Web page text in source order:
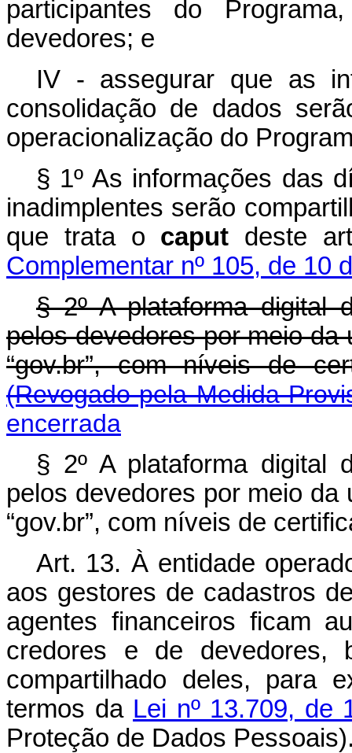
participantes do
devedores; e
IV - assegurar que as
consolidação de dados
operacionalização do
§ 1º As informações das
inadimplentes serão
que trata o caput deste
Complementar nº 105, de 10
§ 2º A plataforma digital
pelos devedores por meio
“gov.br”, com níveis de
(Revogado pela Medida
encerrada
§ 2º A plataforma digital
pelos devedores por meio
“gov.br”, com níveis de
Art. 13. À entidade
aos gestores de cadastros
agentes financeiros ficam
credores e de
compartilhado deles, para
termos da Lei nº 13.709, de
Proteção de Dados